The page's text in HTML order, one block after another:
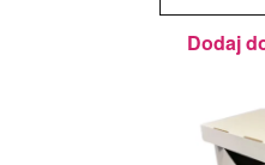
Zielony
Butelkowy
Dodaj